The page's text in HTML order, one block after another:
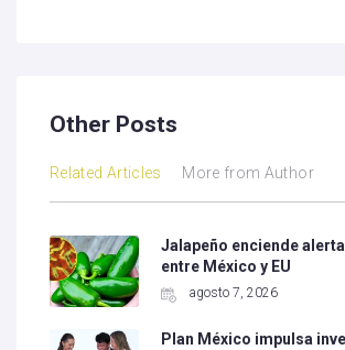
Other Posts
Related Articles More from Author
Jalapeño enciende
entre México y EU
agosto 7, 2026
Plan México impulsa